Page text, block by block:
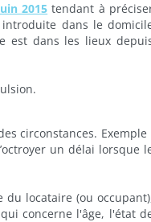
2015 tendant à
dans le
est dans les lieux
circonstances. Exemple
un délai lorsque
locataire (ou
concerne l'âge, l'état